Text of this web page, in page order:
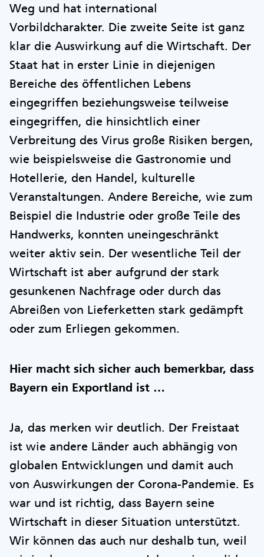
Weg und hat international
Vorbildcharakter. Die zweite Seite ist ganz
klar die Auswirkung auf die Wirtschaft. Der
Staat hat in erster Linie in diejenigen
Bereiche des öffentlichen Lebens
eingegriffen beziehungsweise teilweise
eingegriffen, die hinsichtlich einer
Verbreitung des Virus große Risiken bergen,
wie beispielsweise die Gastronomie und
Hotellerie, den Handel, kulturelle
Veranstaltungen. Andere Bereiche, wie zum
Beispiel die Industrie oder große Teile des
Handwerks, konnten uneingeschränkt
weiter aktiv sein. Der wesentliche Teil der
Wirtschaft ist aber aufgrund der stark
gesunkenen Nachfrage oder durch das
Abreißen von Lieferketten stark gedämpft
oder zum Erliegen gekommen.
Hier macht sich sicher auch bemerkbar, dass
Bayern ein Exportland ist …
Ja, das merken wir deutlich. Der Freistaat
ist wie andere Länder auch abhängig von
globalen Entwicklungen und damit auch
von Auswirkungen der Corona-Pandemie. Es
war und ist richtig, dass Bayern seine
Wirtschaft in dieser Situation unterstützt.
Wir können das auch nur deshalb tun, weil